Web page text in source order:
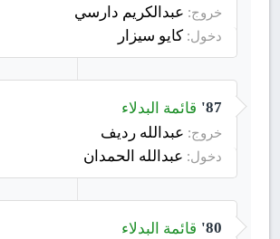
خروج: عبدالكريم دارسي
دخول: كايو سيزار
87' قائمة البدلاء
خروج: عبدالله رديف
دخول: عبدالله الحمدان
80' قائمة البدلاء